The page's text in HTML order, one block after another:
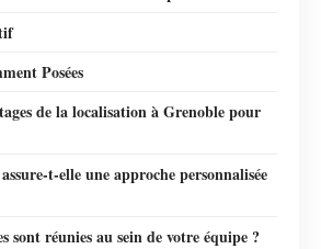
Posées
de la localisation à Grenoble pour
t-elle une approche personnalisée
sont réunies au sein de votre équipe ?